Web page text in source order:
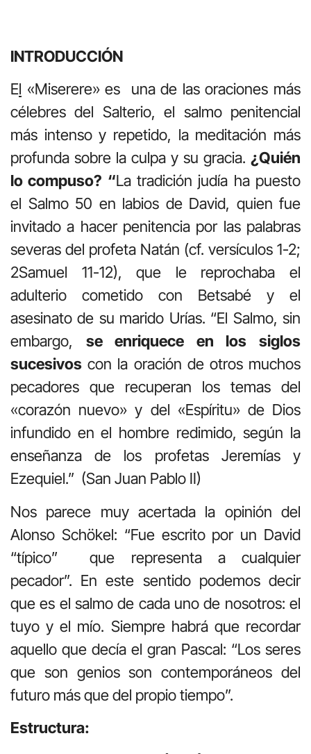
INTRODUCCIÓN
El «Miserere» es una de las oraciones más
célebres del Salterio, el salmo penitencial
más intenso y repetido, la meditación más
profunda sobre la culpa y su gracia. ¿Quién
lo compuso? “La tradición judía ha puesto
el Salmo 50 en labios de David, quien fue
invitado a hacer penitencia por las palabras
severas del profeta Natán (cf. versículos 1-2;
2Samuel 11-12), que le reprochaba el
adulterio cometido con Betsabé y el
asesinato de su marido Urías. “El Salmo, sin
embargo, se enriquece en los siglos
sucesivos con la oración de otros muchos
pecadores que recuperan los temas del
«corazón nuevo» y del «Espíritu» de Dios
infundido en el hombre redimido, según la
enseñanza de los profetas Jeremías y
Ezequiel.” (San Juan Pablo II)
Nos parece muy acertada la opinión del
Alonso Schökel: “Fue escrito por un David
“típico” que representa a cualquier
pecador”. En este sentido podemos decir
que es el salmo de cada uno de nosotros: el
tuyo y el mío. Siempre habrá que recordar
aquello que decía el gran Pascal: “Los seres
que son genios son contemporáneos del
futuro más que del propio tiempo”.
Estructura: